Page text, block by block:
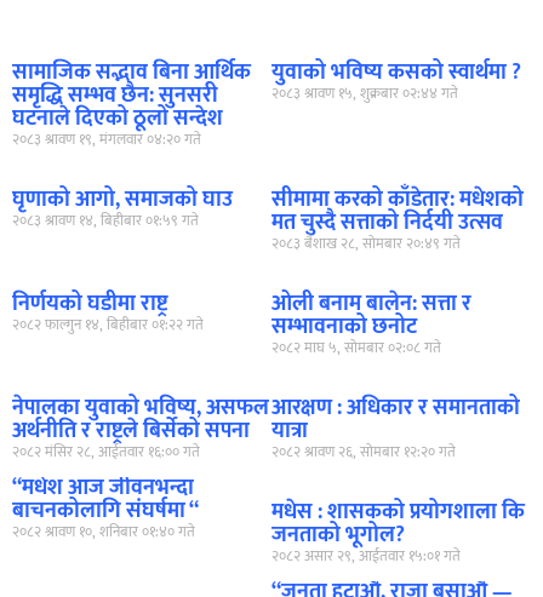
सामाजिक सद्भाव बिना आर्थिक
समृद्धि सम्भव छैन: सुनसरी
घटनाले दिएको ठूलो सन्देश
२०८३ श्रावण १९, मंगलवार ०४:२० गते
युवाको भविष्य कसको स्वार्थमा ?
२०८३ श्रावण १५, शुक्रबार ०२:४४ गते
घृणाको आगो, समाजको घाउ
२०८३ श्रावण १४, बिहीबार ०१:५९ गते
सीमामा करको काँडेतार: मधेशको
मत चुस्दै सत्ताको निर्दयी उत्सव
२०८३ बैशाख २८, सोमबार २०:४९ गते
निर्णयको घडीमा राष्ट्र
२०८२ फाल्गुन १४, बिहीबार ०१:२२ गते
ओली बनाम बालेन: सत्ता र
सम्भावनाको छनोट
२०८२ माघ ५, सोमबार ०२:०८ गते
नेपालका युवाको भविष्य, असफल
अर्थनीति र राष्ट्रले बिर्सेको सपना
२०८२ मंसिर २८, आईतवार १६:०० गते
आरक्षण : अधिकार र समानताको
यात्रा
२०८२ श्रावण २६, सोमबार १२:२० गते
“मधेश आज जीवनभन्दा
बाचनकोलागि संघर्षमा “
२०८२ श्रावण १०, शनिबार ०१:४० गते
मधेस : शासकको प्रयोगशाला कि
जनताको भूगोल?
२०८२ असार २९, आईतवार १५:०१ गते